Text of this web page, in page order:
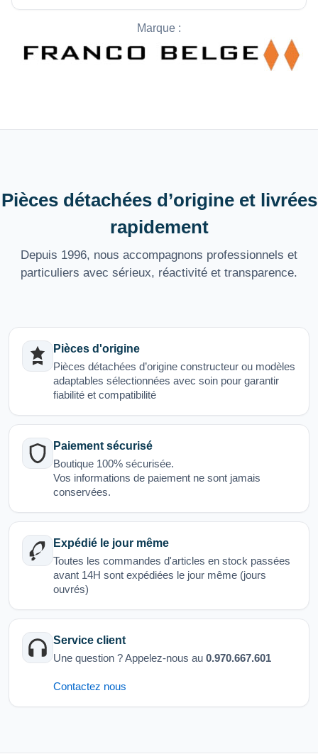
Marque :
Pièces détachées d’origine et livrées
rapidement
Depuis 1996, nous accompagnons professionnels et
particuliers avec sérieux, réactivité et transparence.
Pièces d'origine
Pièces détachées d’origine constructeur ou modèles
adaptables sélectionnées avec soin pour garantir
fiabilité et compatibilité
Paiement sécurisé
Boutique 100% sécurisée.
Vos informations de paiement ne sont jamais
conservées.
Expédié le jour même
Toutes les commandes d'articles en stock passées
avant 14H sont expédiées le jour même (jours
ouvrés)
Service client
Une question ? Appelez-nous au 0.970.667.601
Contactez nous